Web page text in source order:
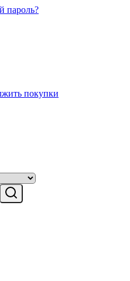
пароль?
покупки